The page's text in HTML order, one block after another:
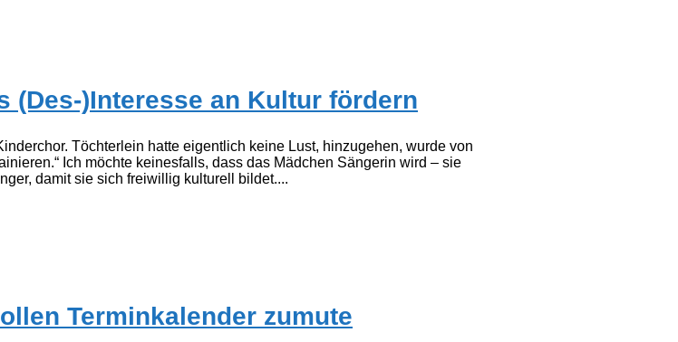
(Des-)Interesse an Kultur fördern
Töchterlein hatte eigentlich keine Lust, hinzugehen, wurde von
Ich möchte keinesfalls, dass das Mädchen Sängerin wird – sie
damit sie sich freiwillig kulturell bildet....
Terminkalender zumute